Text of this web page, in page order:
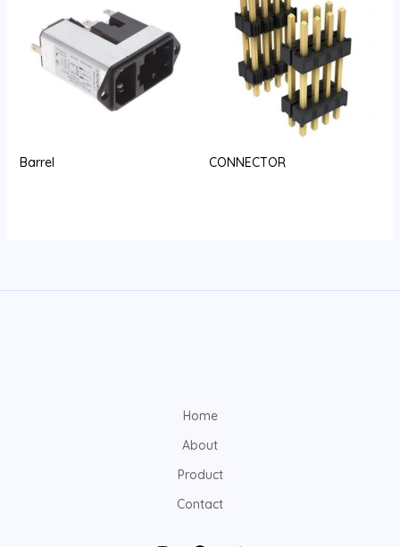
Barrel CONNECTOR
Home
About
Product
Contact